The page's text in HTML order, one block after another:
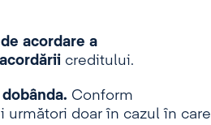
acordare a
creditului.
Conform
următori doar în cazul în care